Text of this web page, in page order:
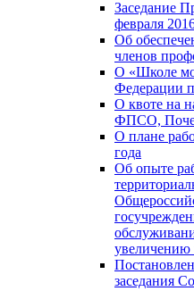
Заседание
февраля
Об
членов
О «Школе
Федерации
О квоте на
ФПСО,
О плане
года
Об опыте
увеличению
заседания